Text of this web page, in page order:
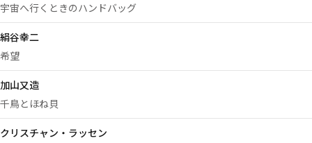
宇宙へ行くときのハンドバッグ
絹谷幸二
希望
加山又造
千鳥とほね貝
クリスチャン・ラッセン